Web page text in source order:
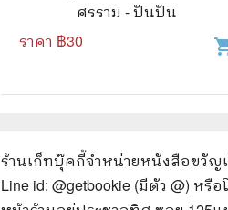
ศรราม - ปันปัน
ราคา ฿30
ร้านเก็ทบุ๊คกี้จำหน่ายหนังสือขวัญ
Line id: @getbookie (มีตัว @) ห